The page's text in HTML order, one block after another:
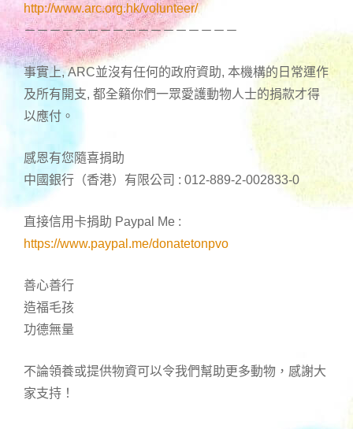
http://www.arc.org.hk/volunteer/
－－－－－－－－－－－－－－－－－
事實上, ARC並沒有任何的政府資助, 本機構的日常運作
及所有開支, 都全籟你們一眾愛護動物人士的捐款才得
以應付。
感恩有您隨喜捐助
中國銀行（香港）有限公司 : 012-889-2-002833-0
直接信用卡捐助 Paypal Me :
https://www.paypal.me/donatetonpvo
善心善行
造福毛孩
功德無量
不論領養或提供物資可以令我們幫助更多動物，感謝大
家支持！